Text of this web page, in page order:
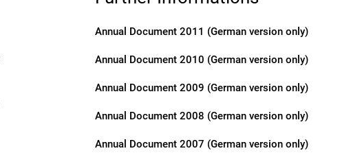
Annual Document 2011 (German version only)
Annual Document 2010 (German version only)
Annual Document 2009 (German version only)
Annual Document 2008 (German version only)
Annual Document 2007 (German version only)